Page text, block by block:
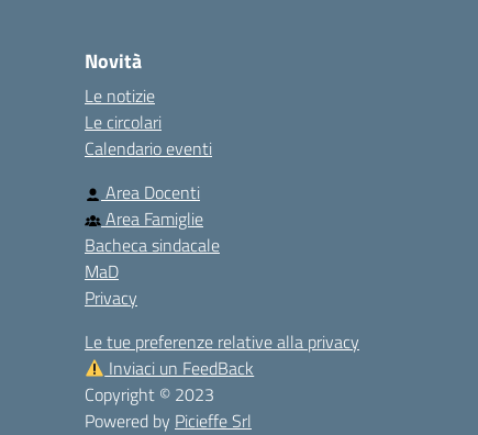
Novità
Le notizie
Le circolari
Calendario eventi
Area Docenti
Area Famiglie
Bacheca sindacale
MaD
Privacy
Le tue preferenze relative alla privacy
Inviaci un FeedBack
Copyright © 2023
Powered by Picieffe Srl